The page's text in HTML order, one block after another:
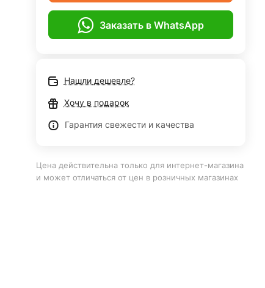
Заказать в WhatsApp
Нашли дешевле?
Хочу в подарок
Гарантия свежести и качества
Цена действительна только для интернет-магазина
и может отличаться от цен в розничных магазинах